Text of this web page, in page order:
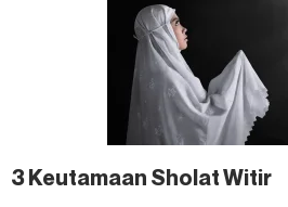
3 Keutamaan Sholat Witir